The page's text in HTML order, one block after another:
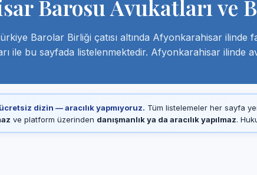
Barosu Avukatları ve
Barolar Birliği çatısı altında Afyonkarahisar ilinde
ile bu sayfada listelenmektedir. Afyonkarahisar ilinde
dizin — aracılık yapmıyoruz. Tüm listelemeler her sayfa
ve platform üzerinden danışmanlık ya da aracılık yapılmaz.